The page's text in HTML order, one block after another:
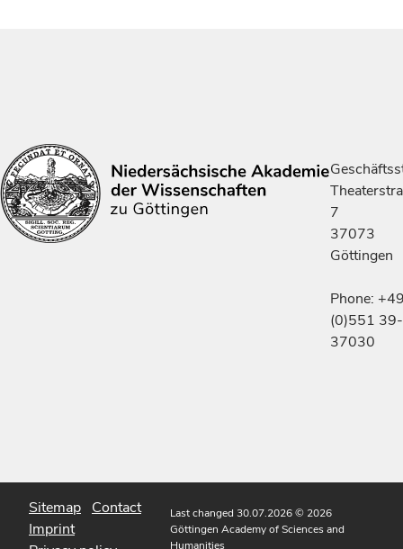
7
37073
Göttingen
Phone:
(0)551 39-
37030
Sitemap Contact
Imprint
Last changed 30.07.2026© 2026
Göttingen Academy of Sciences and
Humanities